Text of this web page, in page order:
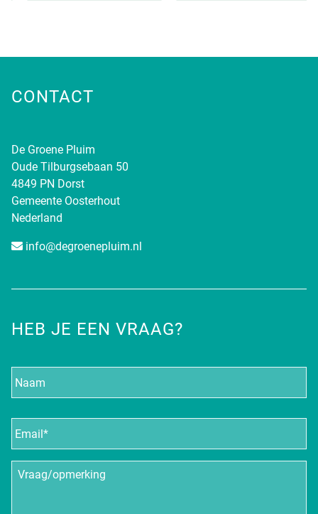
CONTACT
De Groene Pluim
Oude Tilburgsebaan 50
4849 PN Dorst
Gemeente Oosterhout
Nederland
info@degroenepluim.nl
HEB JE EEN VRAAG?
E-
mailadres
Vraag/opmerking